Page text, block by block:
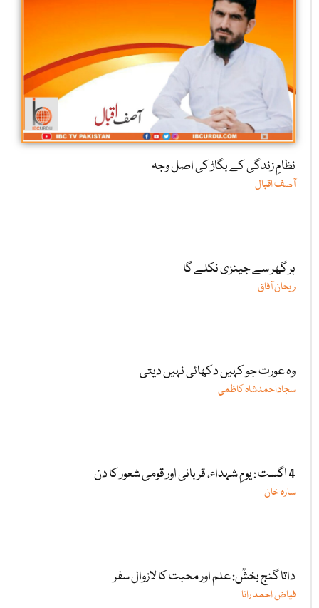
نظامِ زندگی کے بگاڑ کی اصل وجہ
آصف اقبال
ہر گھر سے جینزی نکلے گا
ریحان آفاق
وہ عورت جو کہیں دکھائی نہیں دیتی
سجاداحمدشاہ کاظمی
4 اگست : یومِ شہداء، قربانی اور قومی شعور کا دن
سارہ خان
داتا گنج بخشؒ: علم اور محبت کا لازوال سفر
فیاض احمد رانا